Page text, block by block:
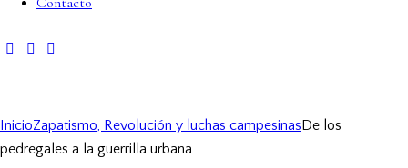
InicioZapatismo, Revolución y luchas campesinasDe los
pedregales a la guerrilla urbana